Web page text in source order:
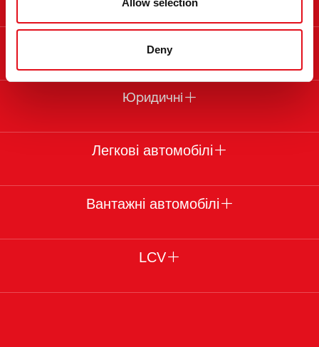
Allow selection
Deny
Про febi
Юридичні
Легкові автомобілі
Вантажні автомобілі
LCV